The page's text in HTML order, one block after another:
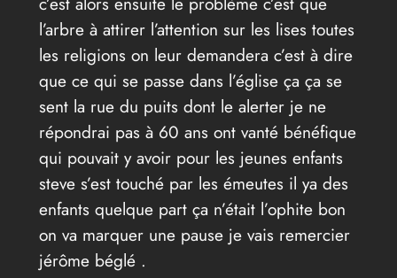
l’arbre à attirer l’attention sur les lises toutes
les religions on leur demandera c’est à dire
que ce qui se passe dans l’église ça ça se
sent la rue du puits dont le alerter je ne
répondrai pas à 60 ans ont vanté bénéfique
qui pouvait y avoir pour les jeunes enfants
steve s’est touché par les émeutes il ya des
enfants quelque part ça n’était l’ophite bon
on va marquer une pause je vais remercier
jérôme béglé .